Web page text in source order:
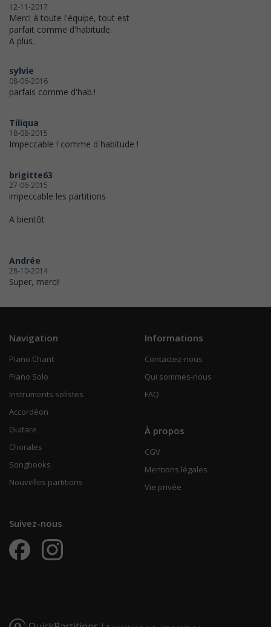
12-11-2017
Merci à toute l'équipe, tout est
parfait comme d'habitude.
A plus.
sylvie
08-06-2016
parfais comme d'hab.!
Tiliqua
18-08-2015
Impeccable ! comme d habitude !
brigitte63
27-06-2015
impeccable les partitions
A bientôt
Andrée
28-10-2014
Super, merci!
Navigation
Piano Chant
Piano Solo
Instruments solistes
Accordéon
Guitare
Chorales
Songbooks
Nouvelles partitions
Informations
Contactez-nous
Qui sommes-nous
FAQ
À propos
CGV
Mentions légales
Vie privée
Suivez-nous